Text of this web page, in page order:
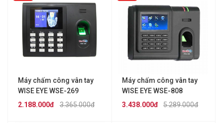
Máy chấm công vân tay
WISE EYE WSE-269
3.365.000đ
2.188.000đ
Máy chấm công vân tay
WISE EYE WSE-808
5.289.000đ
3.438.000đ